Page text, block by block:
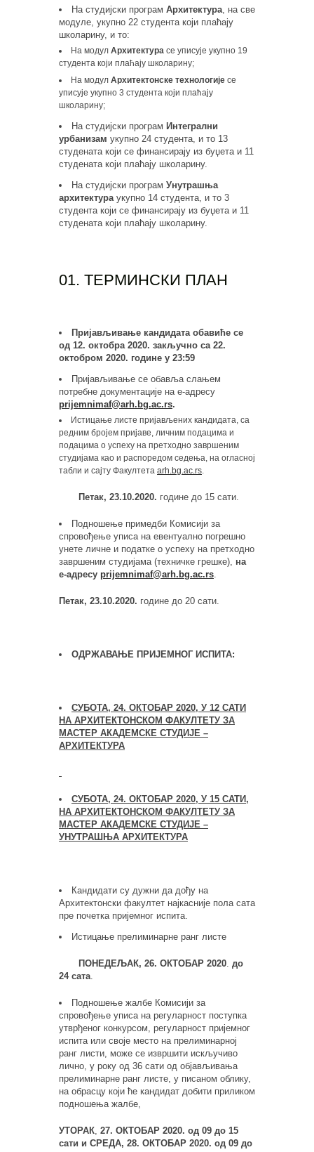
На студијски програм Архитектура , на све
модуле, укупно 22 студента који плаћају
школарину, и то:
На модул Архитектура се уписује укупно 19
студента који плаћају школарину;
На модул Архитектонске технологије се
уписује укупно 3 студента који плаћају
школарину;
На студијски програм Интегрални
урбанизам укупно 24 студента, и то 13
студената који се финансирају из буџета и 11
студената који плаћају школарину.
На студијски програм Унутрашња
архитектура укупно 14 студента, и то 3
студентa који се финансирају из буџета и 11
студената који плаћају школарину.
01. ТЕРМИНСКИ ПЛАН
Пријављивање кандидата обавиће се
од 12. октобра 2020. закључно са 22.
октобром 2020. године у 23:59
Пријављивање се обавља слањем
потребне документације на е-адресу
prijemnimaf@arh. bg.ac.rs.
Истицање листе пријављених кандидата, са
редним бројем пријаве, личним подацима и
подацима о успеху на претходно завршеним
студијама као и распоредом седења, на огласној
табли и сајту Факултета arh.bg.ac.rs
Петак, 23.10.2020. године до 15 сати.
Подношење примедби Комисији за
спровођење уписа на евентуално погрешно
унете личне и податке о успеху на претходно
завршеним студијама (техничке грешке), на
е-адресу prijemnimaf@arh. bg.ac.rs
Петак, 23.10.2020. године до 20 сати.
ОДРЖАВАЊЕ ПРИЈЕМНОГ ИСПИТА:
СУБОТА, 24. ОКТОБАР 2020, У 12 САТИ
НА АРХИТЕКТОНСКОМ ФАКУЛТЕТУ ЗА
МАСТЕР АКАДЕМСКЕ СТУДИЈЕ –
АРХИТЕКТУРА
СУБОТА, 24. ОКТОБАР 2020, У 15 САТИ ,
НА АРХИТЕКТОНСКОМ ФАКУЛТЕТУ ЗА
МАСТЕР АКАДЕМСКЕ СТУДИЈЕ –
УНУТРАШЊА АРХИТЕКТУРА
Кандидати су дужни да дођу на
Архитектонски факултет најкасније пола сата
пре почетка пријемног испита.
Истицање прелиминарне ранг листе
ПОНЕДЕЉАК, 26. ОКТОБАР 2020 до
24 сата
Подношење жалбе Комисији за
спровођење уписа на регуларност поступка
утврђеног конкурсом, регуларност пријемног
испита или своје место на прелиминарној
ранг листи, може се извршити искључиво
лично, у року од 36 сати од објављивања
прелиминарне ранг листе, у писаном облику,
на обрасцу који ће кандидат добити приликом
подношења жалбе,
УТОРАК 27. ОКТОБАР 2020. од 09 до 15
сати и СРЕДА, 28. ОКТОБАР 2020. од 09 до